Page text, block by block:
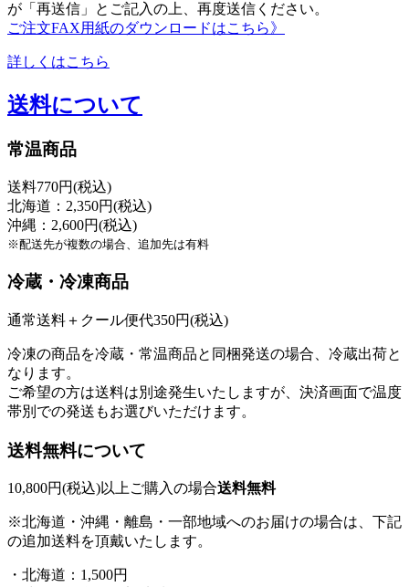
が「再送信」とご記入の上、再度送信ください。
ご注文FAX用紙のダウンロードはこちら》
詳しくはこちら
送料について
常温商品
送料770円(税込)
北海道：2,350円(税込)
沖縄：2,600円(税込)
※配送先が複数の場合、追加先は有料
冷蔵・冷凍商品
通常送料＋クール便代350円(税込)
冷凍の商品を冷蔵・常温商品と同梱発送の場合、冷蔵出荷と
なります。
ご希望の方は送料は別途発生いたしますが、決済画面で温度
帯別での発送もお選びいただけます。
送料無料について
10,800円(税込)以上ご購入の場合送料無料
※北海道・沖縄・離島・一部地域へのお届けの場合は、下記
の追加送料を頂戴いたします。
・北海道：1,500円